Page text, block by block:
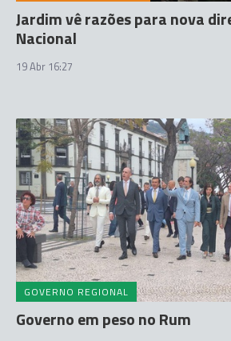
Jardim vê razões para nova
Nacional
19 Abr 16:27
GOVERNO REGIONAL
Governo em peso no Rum